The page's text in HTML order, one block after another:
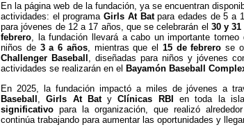
En la página web de la fundación, ya se encuentran
actividades: el programaGirls At Batpara edades de 5 a
para jóvenes de 12 a 17 años, que se celebrarán el 30 y
febrero, la fundación llevará a cabo un importante
niños de 3 a 6 años, mientras que el 15 de febrero se
Challenger Baseball , diseñadas para niños y jóvenes
actividades se realizarán en el Bayamón Baseball
En 2025, la fundación impactó a miles de jóvenes a
Baseball ,Girls At BatyClínicas RBI en toda la
significativo para la organización, que realizó
continúa trabajando para aumentar las oportunidades y